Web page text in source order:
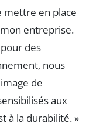
mettre en place
entreprise.
des
nous
de
aux
à la durabilité. »